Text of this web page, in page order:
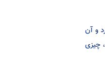
و آن
چیزی